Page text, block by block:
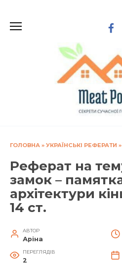
вмісту
ГОЛОВНА » УКРАЇНСЬКІ РЕФЕРАТИ »
Реферат на
замок –
архітектури
14 ст.
АВТОР
Аріна
ПЕРЕГЛЯДІВ
2